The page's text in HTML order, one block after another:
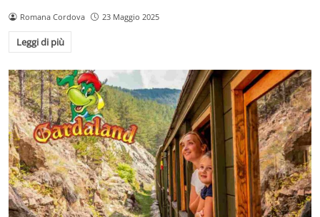
Romana Cordova 23 Maggio 2025
Leggi di più